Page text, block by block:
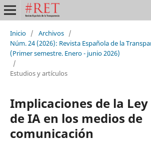
Inicio / Archivos /
Núm. 24 (2026): Revista Española de la
(Primer semestre. Enero - junio 2026)
/
Estudios y artículos
Implicaciones de la Ley
de IA en los medios de
comunicación